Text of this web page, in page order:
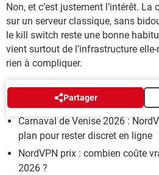
Non, et c’est justement l’intérêt.
sur un serveur classique, sans
le kill switch reste une bonne
vient surtout de l’infrastructure elle-
rien à compliquer.
Partager
GUIDE VPN
Carnaval de Venise 2026 :
plan pour rester discret en ligne
NordVPN prix : combien coûte
2026 ?